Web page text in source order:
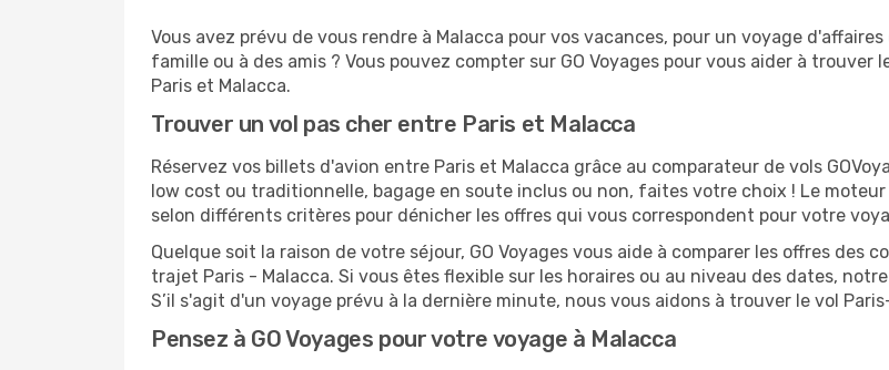
Vous avez prévu de vous rendre à Malacca pour vos vacances, pour un voyage
famille ou à des amis ? Vous pouvez compter sur GO Voyages pour vous aider à
Paris et Malacca.
Trouver un vol pas cher entre Paris et Malacca
Réservez vos billets d'avion entre Paris et Malacca grâce au comparateur de vols
low cost ou traditionnelle, bagage en soute inclus ou non, faites votre choix ! Le
selon différents critères pour dénicher les offres qui vous correspondent pour votre
Quelque soit la raison de votre séjour, GO Voyages vous aide à comparer les offres des
trajet Paris - Malacca. Si vous êtes flexible sur les horaires ou au niveau des dates,
S’il s'agit d'un voyage prévu à la dernière minute, nous vous aidons à trouver le vol
Pensez à GO Voyages pour votre voyage à Malacca